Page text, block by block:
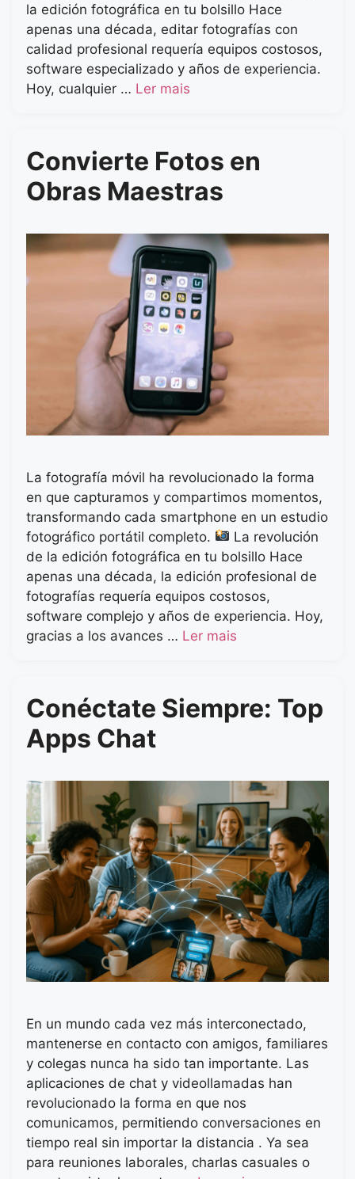
la edición fotográfica en tu bolsillo Hace
apenas una década, editar fotografías con
calidad profesional requería equipos costosos,
software especializado y años de experiencia.
Hoy, cualquier … Ler mais
Convierte Fotos en
Obras Maestras
La fotografía móvil ha revolucionado la forma
en que capturamos y compartimos momentos,
transformando cada smartphone en un estudio
fotográfico portátil completo.
La revolución
de la edición fotográfica en tu bolsillo Hace
apenas una década, la edición profesional de
fotografías requería equipos costosos,
software complejo y años de experiencia. Hoy,
gracias a los avances … Ler mais
Conéctate Siempre: Top
Apps Chat
En un mundo cada vez más interconectado,
mantenerse en contacto con amigos, familiares
y colegas nunca ha sido tan importante. Las
aplicaciones de chat y videollamadas han
revolucionado la forma en que nos
comunicamos, permitiendo conversaciones en
tiempo real sin importar la distancia . Ya sea
para reuniones laborales, charlas casuales o